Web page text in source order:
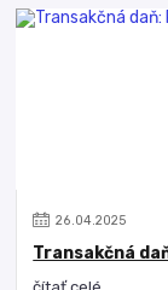
26.04.2025
Transakčná